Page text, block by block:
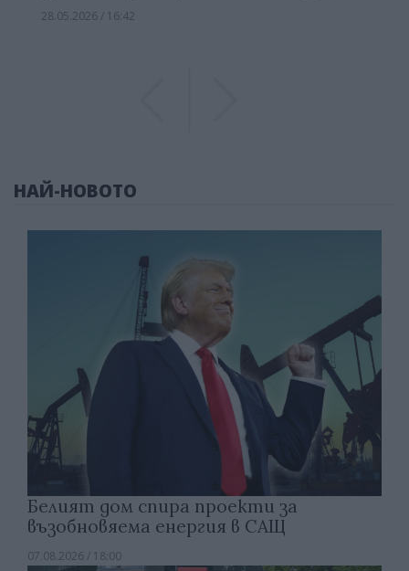
28.05.2026 / 16:42
НАЙ-НОВОТО
Белият дом спира проекти за
възобновяема енергия в САЩ
07.08.2026 / 18:00